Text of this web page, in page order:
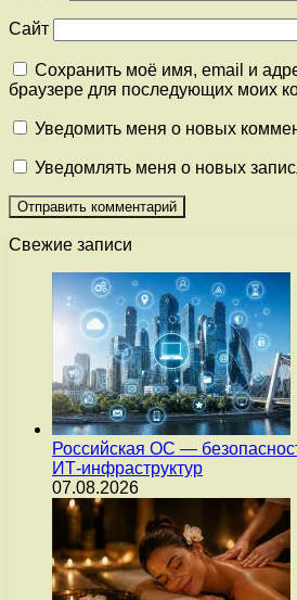
Сайт
Сохранить моё имя, email и
браузере для последующих моих
Уведомить меня о новых
Уведомлять меня о новых
Свежие записи
Российская ОС —
ИТ-инфраструктур
07.08.2026